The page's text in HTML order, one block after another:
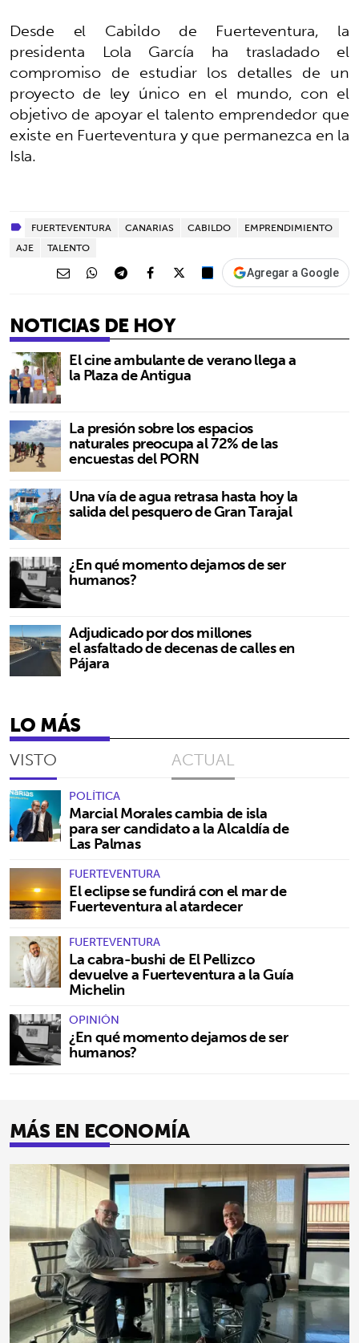
Desde el Cabildo de Fuerteventura, la
presidenta Lola García ha trasladado el
compromiso de estudiar los detalles de un
proyecto de ley único en el mundo, con el
objetivo de apoyar el talento emprendedor que
existe en Fuerteventura y que permanezca en la
Isla.
FUERTEVENTURA CANARIAS CABILDO
EMPRENDIMIENTO
AJE
TALENTO
Agregar a Google
NOTICIAS DE HOY
El cine ambulante de verano llega a
la Plaza de Antigua
La presión sobre los espacios
naturales preocupa al 72% de las
encuestas del PORN
Una vía de agua retrasa hasta hoy la
salida del pesquero de Gran Tarajal
¿En qué momento dejamos de ser
humanos?
Adjudicado por dos millones
el asfaltado de decenas de calles en
Pájara
LO MÁS
VISTO ACTUAL
POLÍTICA
Marcial Morales cambia de isla
para ser candidato a la Alcaldía de
Las Palmas
FUERTEVENTURA
El eclipse se fundirá con el mar de
Fuerteventura al atardecer
FUERTEVENTURA
La cabra-bushi de El Pellizco
devuelve a Fuerteventura a la Guía
Michelin
OPINIÓN
¿En qué momento dejamos de ser
humanos?
MÁS EN ECONOMÍA